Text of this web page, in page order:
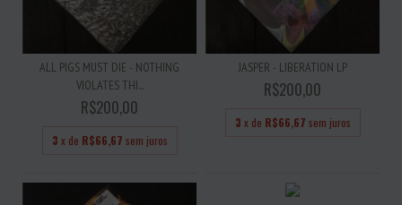
ALL PIGS MUST DIE - NOTHING
VIOLATES THI...
R$200,00
3 x de R$66,67 sem juros
JASPER - LIBERATION LP
R$200,00
3 x de R$66,67 sem juros